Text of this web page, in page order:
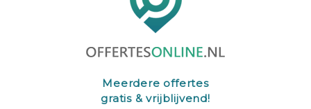
Meerdere offertes
gratis & vrijblijvend!